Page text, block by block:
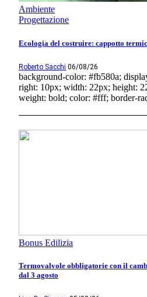
Ambiente
Progettazione
Ecologia del costruire: cappotto
Roberto Sacchi 06/08/26
background-color: #fb580a;
right: 10px; width: 22px; height:
weight: bold; color: #fff; border-
Bonus Edilizia
Termovalvole obbligatorie con il
dal 3 agosto